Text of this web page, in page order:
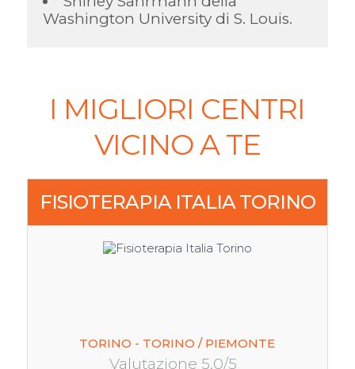
Washington University di S. Louis.
I MIGLIORI CENTRI
VICINO A TE
FISIOTERAPIA ITALIA TORINO
TORINO - TORINO / PIEMONTE
Valutazione 5.0/5